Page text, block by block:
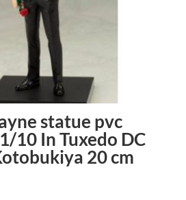
statue pvc
10 In Tuxedo DC
20 cm